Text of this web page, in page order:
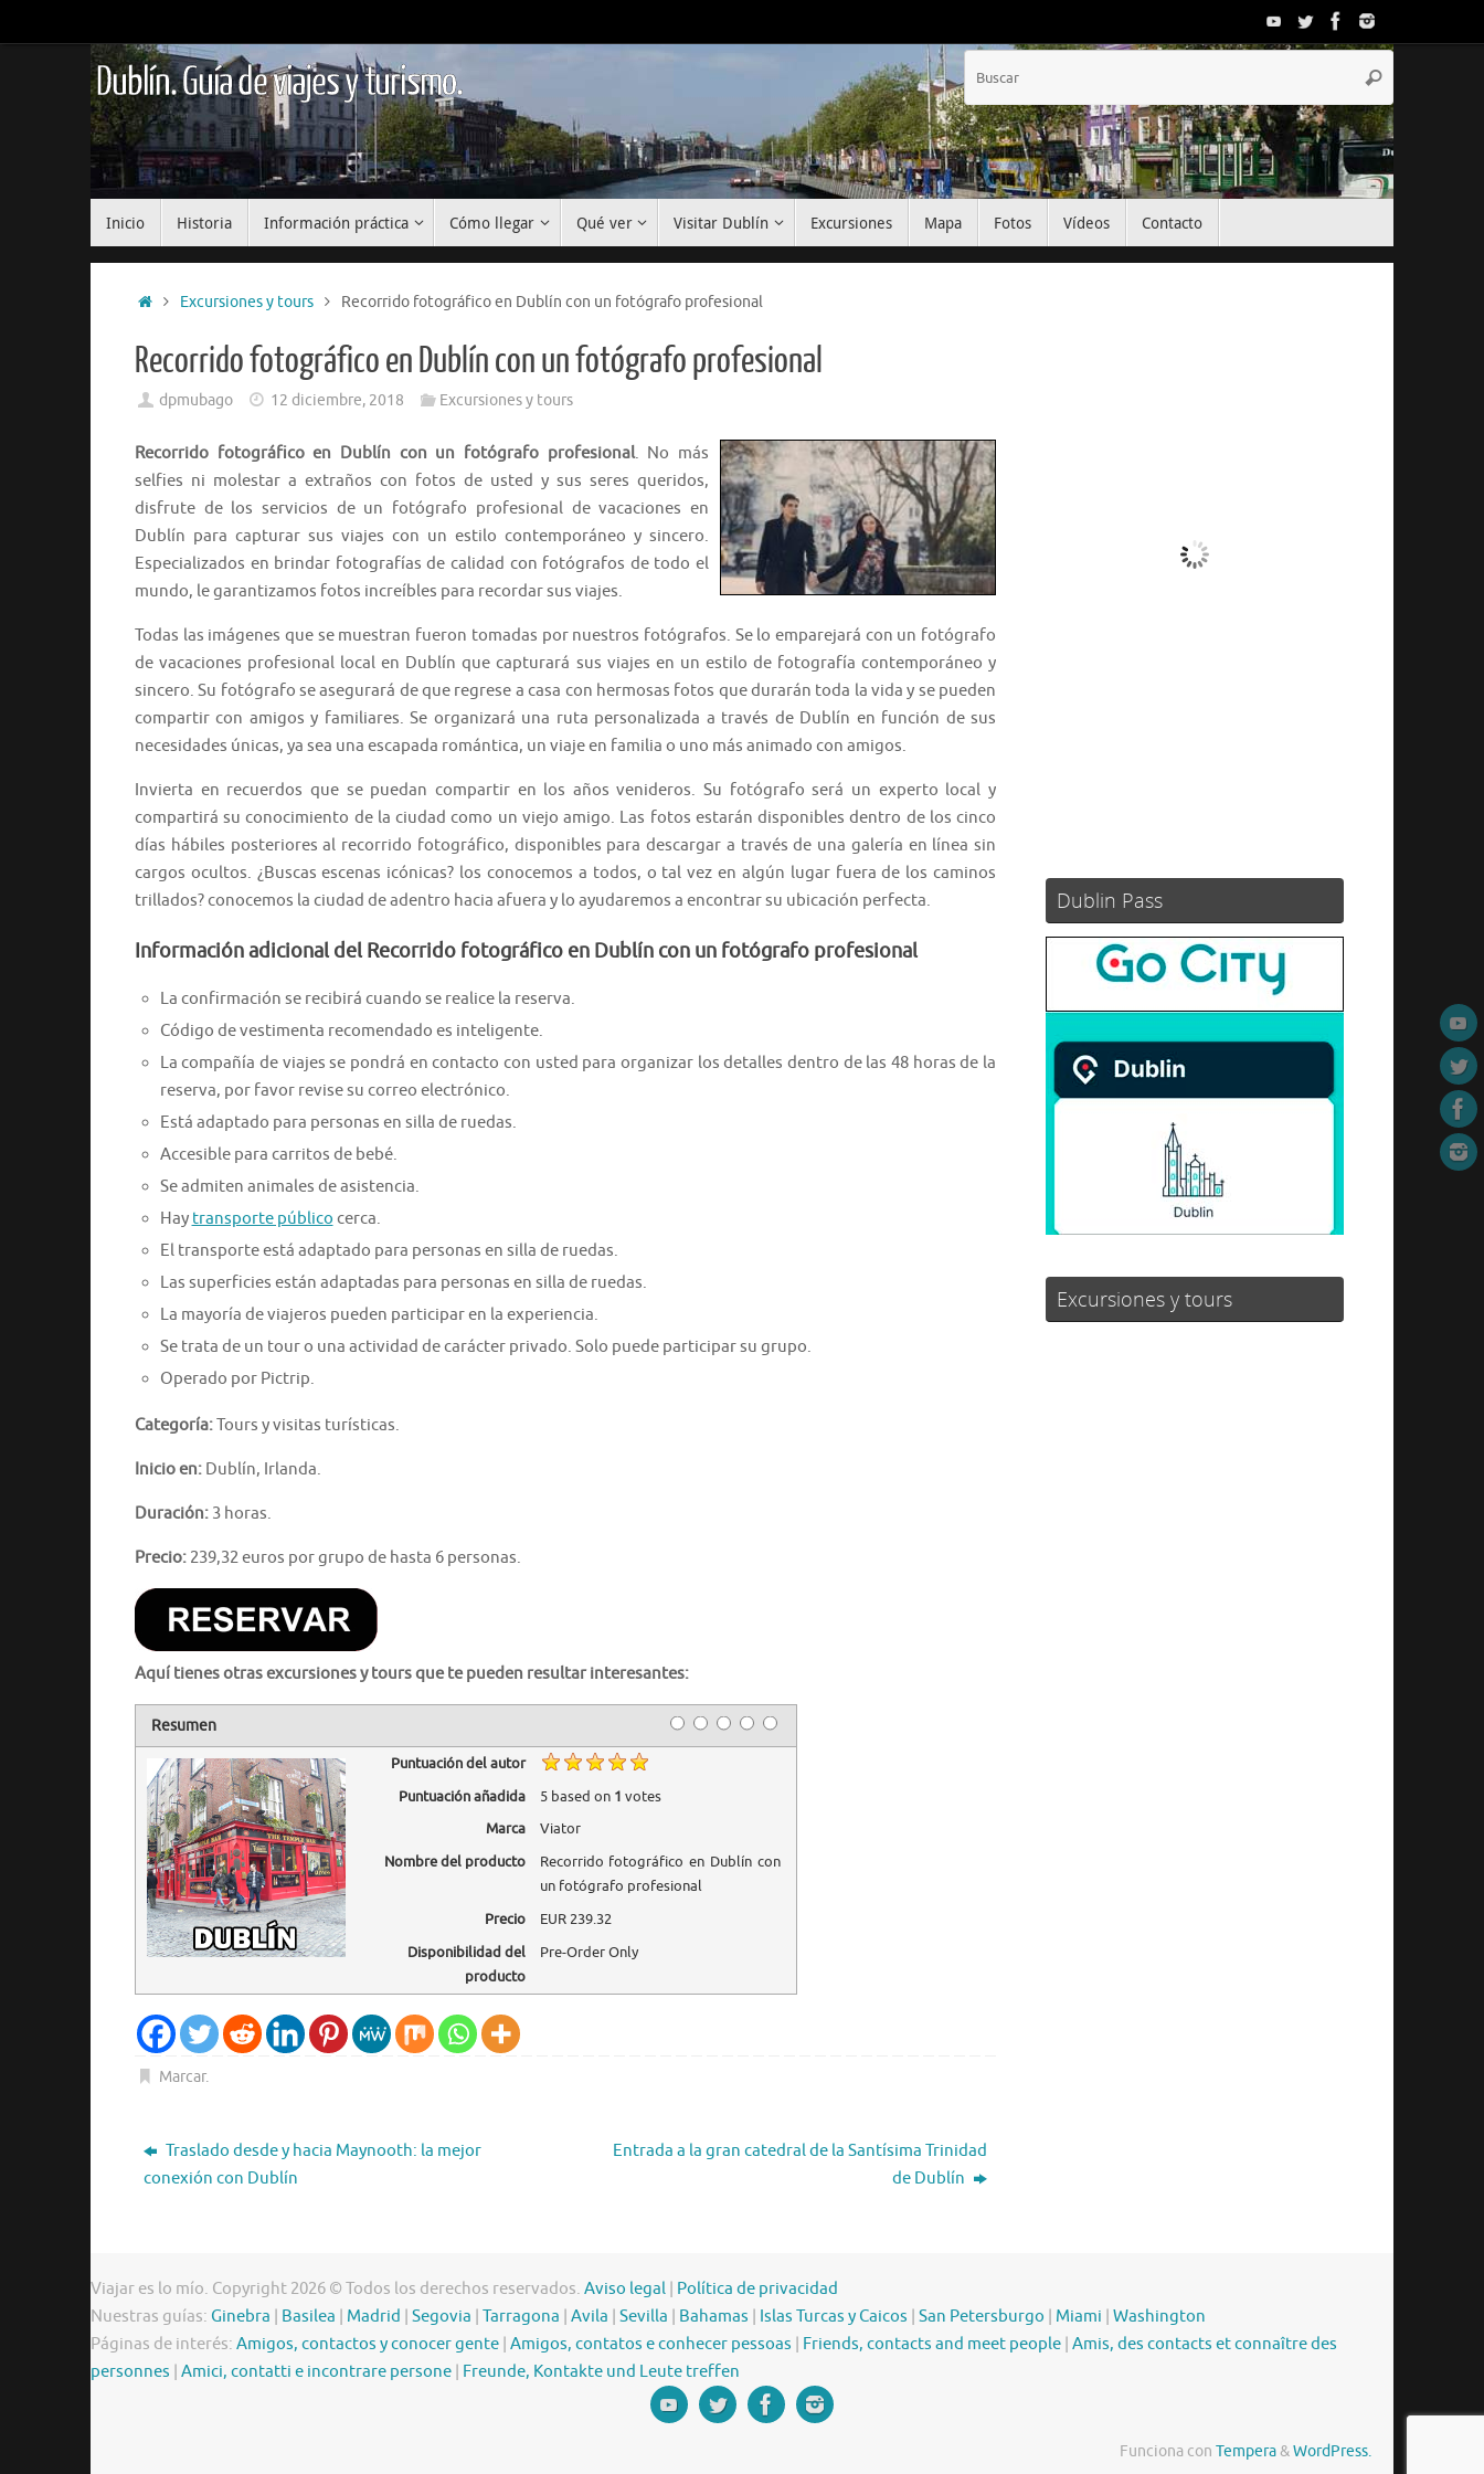
al
Dublín. Guía de viajes y turismo. Buscar
Inicio Historia Información práctica Cómo llegar Qué ver Visitar Dublín Excursiones Mapa Fotos Vídeos Contacto
InicioExcursiones y tours Recorrido fotográfico en Dublín con un fotógrafo profesional
Recorrido fotográfico en Dublín con un fotógrafo profesional
dpmubago 12 diciembre, 2018 Excursiones y tours
Recorrido fotográfico en Dublín con un fotógrafo profesional. No más
selfies ni molestar a extraños con fotos de usted y sus seres queridos,
disfrute de los servicios de un fotógrafo profesional de vacaciones en
Dublín para capturar sus viajes con un estilo contemporáneo y sincero.
Especializados en brindar fotografías de calidad con fotógrafos de todo el
mundo, le garantizamos fotos increíbles para recordar sus viajes.
Todas las imágenes que se muestran fueron tomadas por nuestros fotógrafos. Se lo emparejará con un fotógrafo
de vacaciones profesional local en Dublín que capturará sus viajes en un estilo de fotografía contemporáneo y
sincero. Su fotógrafo se asegurará de que regrese a casa con hermosas fotos que durarán toda la vida y se pueden
compartir con amigos y familiares. Se organizará una ruta personalizada a través de Dublín en función de sus
necesidades únicas, ya sea una escapada romántica, un viaje en familia o uno más animado con amigos.
Invierta en recuerdos que se puedan compartir en los años venideros. Su fotógrafo será un experto local y
compartirá su conocimiento de la ciudad como un viejo amigo. Las fotos estarán disponibles dentro de los cinco
días hábiles posteriores al recorrido fotográfico, disponibles para descargar a través de una galería en línea sin
cargos ocultos. ¿Buscas escenas icónicas? los conocemos a todos, o tal vez en algún lugar fuera de los caminos
trillados? conocemos la ciudad de adentro hacia afuera y lo ayudaremos a encontrar su ubicación perfecta.
Información adicional del Recorrido fotográfico en Dublín con un fotógrafo profesional
La confirmación se recibirá cuando se realice la reserva.
Código de vestimenta recomendado es inteligente.
La compañía de viajes se pondrá en contacto con usted para organizar los detalles dentro de las 48 horas de la
reserva, por favor revise su correo electrónico.
Está adaptado para personas en silla de ruedas.
Accesible para carritos de bebé.
Se admiten animales de asistencia.
Hay transporte público cerca.
El transporte está adaptado para personas en silla de ruedas.
Las superficies están adaptadas para personas en silla de ruedas.
La mayoría de viajeros pueden participar en la experiencia.
Se trata de un tour o una actividad de carácter privado. Solo puede participar su grupo.
Operado por Pictrip.
Categoría:Tours y visitas turísticas.
Inicio en: Dublín, Irlanda.
Duración: 3 horas.
Precio: 239,32 euros por grupo de hasta 6 personas.
Aquí tienes otras excursiones y tours que te pueden resultar interesantes:
Resumen
Puntuación del autor
Puntuación añadida
5based on 1 votes
Marca
Viator
Nombre del producto
Recorrido fotográfico en Dublín con
un fotógrafo profesional
Precio
EUR239.32
Disponibilidad del
producto
Pre-Order Only
Marcar.
Traslado desde y hacia Maynooth: la mejor
conexión con Dublín
Entrada a la gran catedral de la Santísima Trinidad
de Dublín
Nubes
Dublin Pass
Excursiones y tours
Viajar es lo mío. Copyright 2026 © Todos los derechos reservados. Aviso legal Política de privacidad
Nuestras guías: Ginebra Basilea Madrid Segovia Tarragona Avila Sevilla Bahamas Islas Turcas y Caicos San Petersburgo Miami Washington
Páginas de interés: Amigos, contactos y conocer gente Amigos, contatos e conhecer pessoas Friends, contacts and meet people Amis, des contacts et connaître des
personnes Amici, contatti e incontrare persone Freunde, Kontakte und Leute treffen
Funciona con Tempera&WordPress.